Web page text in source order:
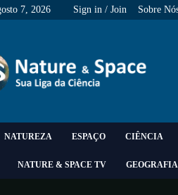
7, 2026 Sign in / Join Sobre
NATUREZA ESPAÇO CIÊNCIA
NATURE & SPACE TV GEOGRAFIA